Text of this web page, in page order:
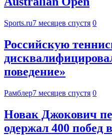
Sports.ru7 месяцев спустя 0
Российскую
поведение»
Рамблер7 месяцев спустя 0
Новак Джокович
одержал 400